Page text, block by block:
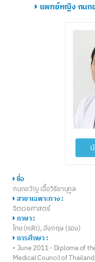
แพทย์หญิง กนก
ชื่อ
กนกขวัญ เอื้อวิริยานุกูล
สาขาเฉพาะทาง :
จิตเวชศาสตร์
ภาษา :
ไทย (หลัก), อังกฤษ (รอง)
การศึกษา :
• June 2011 - Diploma of
Medical Council of Thailand